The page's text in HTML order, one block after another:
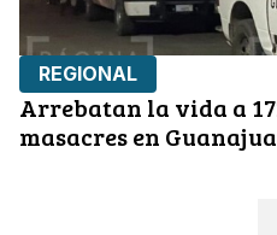
REGIONAL
Arrebatan la vida a
masacres en